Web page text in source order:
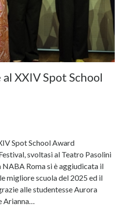
XXIV Spot School
Spot School Award
svoltasi al Teatro Pasolini
NABA Roma si è aggiudicata il
migliore scuola del 2025 ed il
alle studentesse Aurora
Arianna…